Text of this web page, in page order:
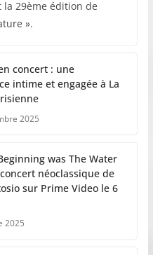
la 29ème édition de
».
concert : une
intime et engagée à La
2025
was The Water
néoclassique de
sur Prime Video le 6
2025